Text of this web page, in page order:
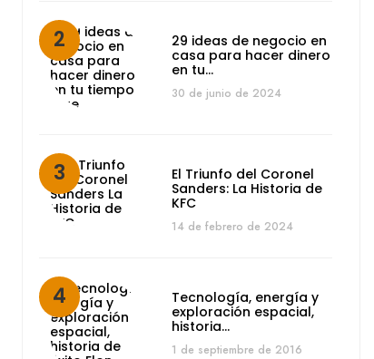
29 ideas de negocio en
casa para hacer dinero
en tu…
30 de junio de 2024
El Triunfo del Coronel
Sanders: La Historia de
KFC
14 de febrero de 2024
Tecnología, energía y
exploración espacial,
historia…
1 de septiembre de 2016